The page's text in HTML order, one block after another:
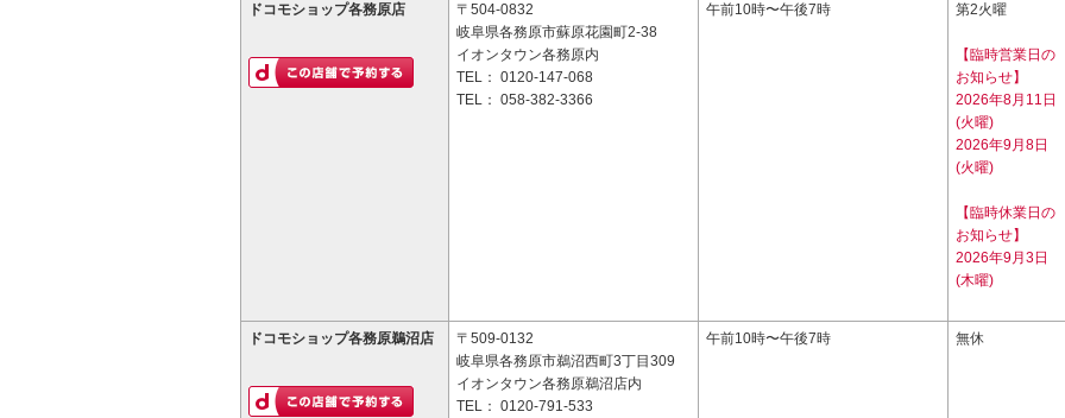
ドコモショップ各務原店
〒504-0832
岐阜県各務原市蘇原花園町2-38
イオンタウン各務原内
TEL： 0120-147-068
TEL： 058-382-3366
午前10時〜午後7時 第2火曜
【臨時営業日の
お知らせ】
2026年8月11日
(火曜)
2026年9月8日
(火曜)
【臨時休業日の
お知らせ】
2026年9月3日
(木曜)
ドコモショップ各務原鵜沼店
〒509-0132
岐阜県各務原市鵜沼西町3丁目309
イオンタウン各務原鵜沼店内
TEL： 0120-791-533
午前10時〜午後7時 無休